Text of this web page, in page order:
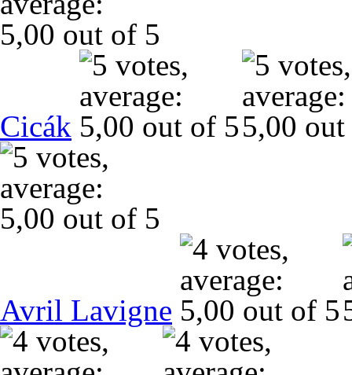
Cicák
Avril Lavigne